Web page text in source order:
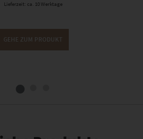
Lieferzeit: ca. 10 Werktage
GEHE ZUM PRODUKT